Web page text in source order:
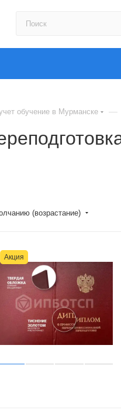
обучение в Мурманске —
(возрастание)
Акция